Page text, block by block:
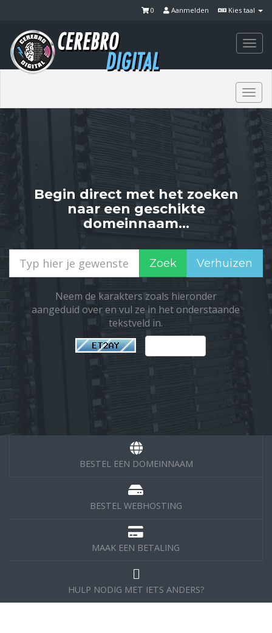
Kies taal
Aanmelden
0
Begin direct met het zoeken
naar een geschikte
domeinnaam...
Neem de karakters zoals hieronder
aangeduid over en vul ze in het onderstaande
tekstveld in.
BESTEL EEN DOMEINNAAM
BESTEL WEBHOSTING
MAAK EEN BETALING
HULP NODIG MET IETS ANDERS?